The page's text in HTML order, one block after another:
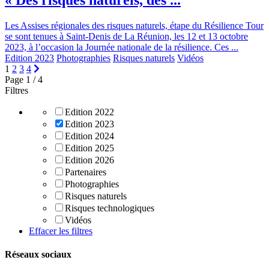
Les Assises régionales des risques naturels, étape du Résilience Tour
se sont tenues à Saint-Denis de La Réunion, les 12 et 13 octobre
2023, à l’occasion la Journée nationale de la résilience. Ces ...
Edition 2023 Photographies Risques naturels Vidéos
1 2 3 4
Page 1 / 4
Filtres
Edition 2022
Edition 2023
Edition 2024
Edition 2025
Edition 2026
Partenaires
Photographies
Risques naturels
Risques technologiques
Vidéos
Effacer les filtres
Réseaux sociaux